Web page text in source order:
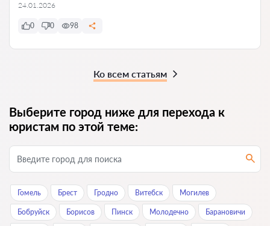
24.01.2026
0 0 98
Ко всем статьям
Выберите город ниже для перехода к
юристам по этой теме:
Гомель Брест Гродно Витебск Могилев
Бобруйск Борисов Пинск Молодечно Барановичи